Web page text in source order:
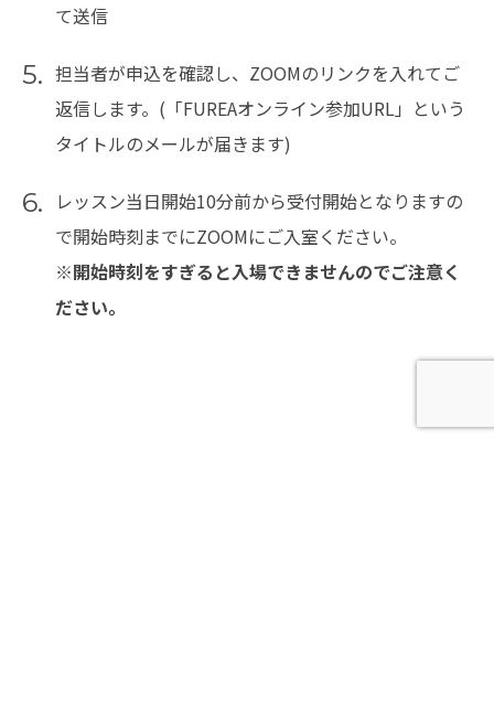
て送信
5. 担当者が申込を確認し、ZOOMのリンクを入れてご
返信します。(「FUREAオンライン参加URL」という
タイトルのメールが届きます)
6.
レッスン当日開始10分前から受付開始となりますの
で開始時刻までにZOOMにご入室ください。
※開始時刻をすぎると入場できませんのでご注意く
ださい。